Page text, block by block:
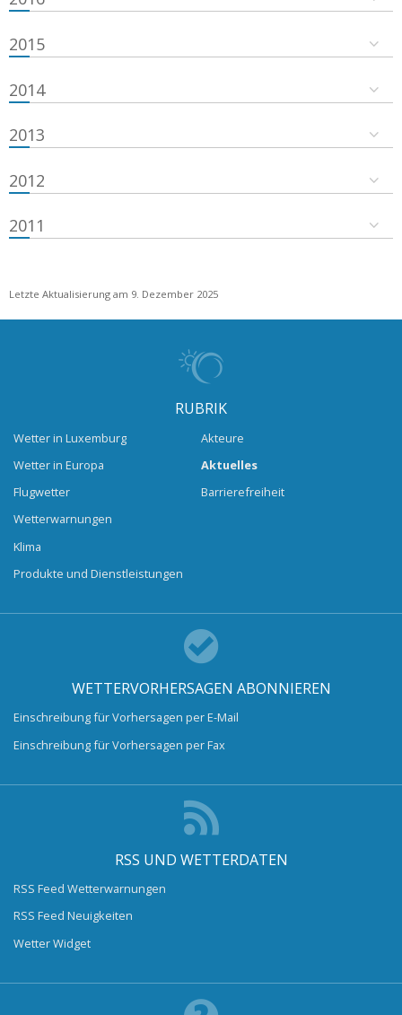
2015
2014
2013
2012
2011
Letzte Aktualisierung am 9. Dezember 2025
RUBRIK
Wetter in Luxemburg
Wetter in Europa
Flugwetter
Wetterwarnungen
Klima
Produkte und Dienstleistungen
Akteure
Aktuelles
Barrierefreiheit
WETTERVORHERSAGEN ABONNIEREN
Einschreibung für Vorhersagen per E-Mail
Einschreibung für Vorhersagen per Fax
RSS UND WETTERDATEN
RSS Feed Wetterwarnungen
RSS Feed Neuigkeiten
Wetter Widget